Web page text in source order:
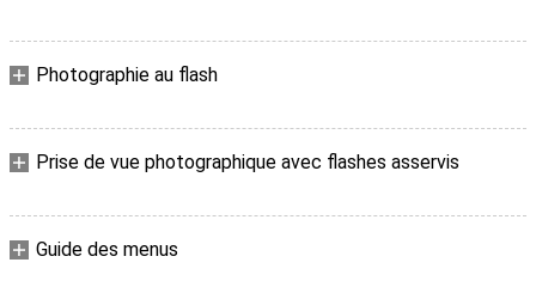
Photographie au flash
Prise de vue photographique avec flashes asservis
Guide des menus